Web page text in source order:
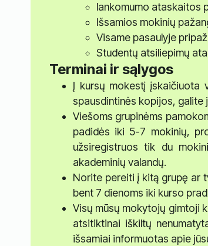
lankomumo ataskaitos
Išsamios mokinių
Visame pasaulyje
Studentų atsiliepimų
Terminai ir sąlygos
Į kursų mokestį įskaičiuota
spausdintinės kopijos, galite
Viešoms grupinėms
padidės iki 5-7 mokinių,
užsiregistruos tik du
akademinių valandų.
Norite pereiti į kitą grupę ar
bent 7 dienoms iki kurso
Visų mūsų mokytojų gimtoji
atsitiktinai iškiltų
išsamiai informuotas apie